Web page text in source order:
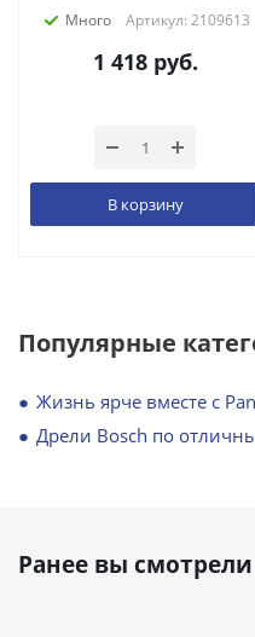
Много Артикул: 2109613
1 418руб.
В корзину
Популярные
Жизнь ярче вместе с
Дрели Bosch по
Ранее вы смотрели